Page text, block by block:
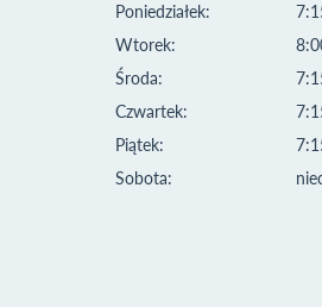
Poniedziałek:
Wtorek:
Środa:
Czwartek:
Piątek:
Sobota: